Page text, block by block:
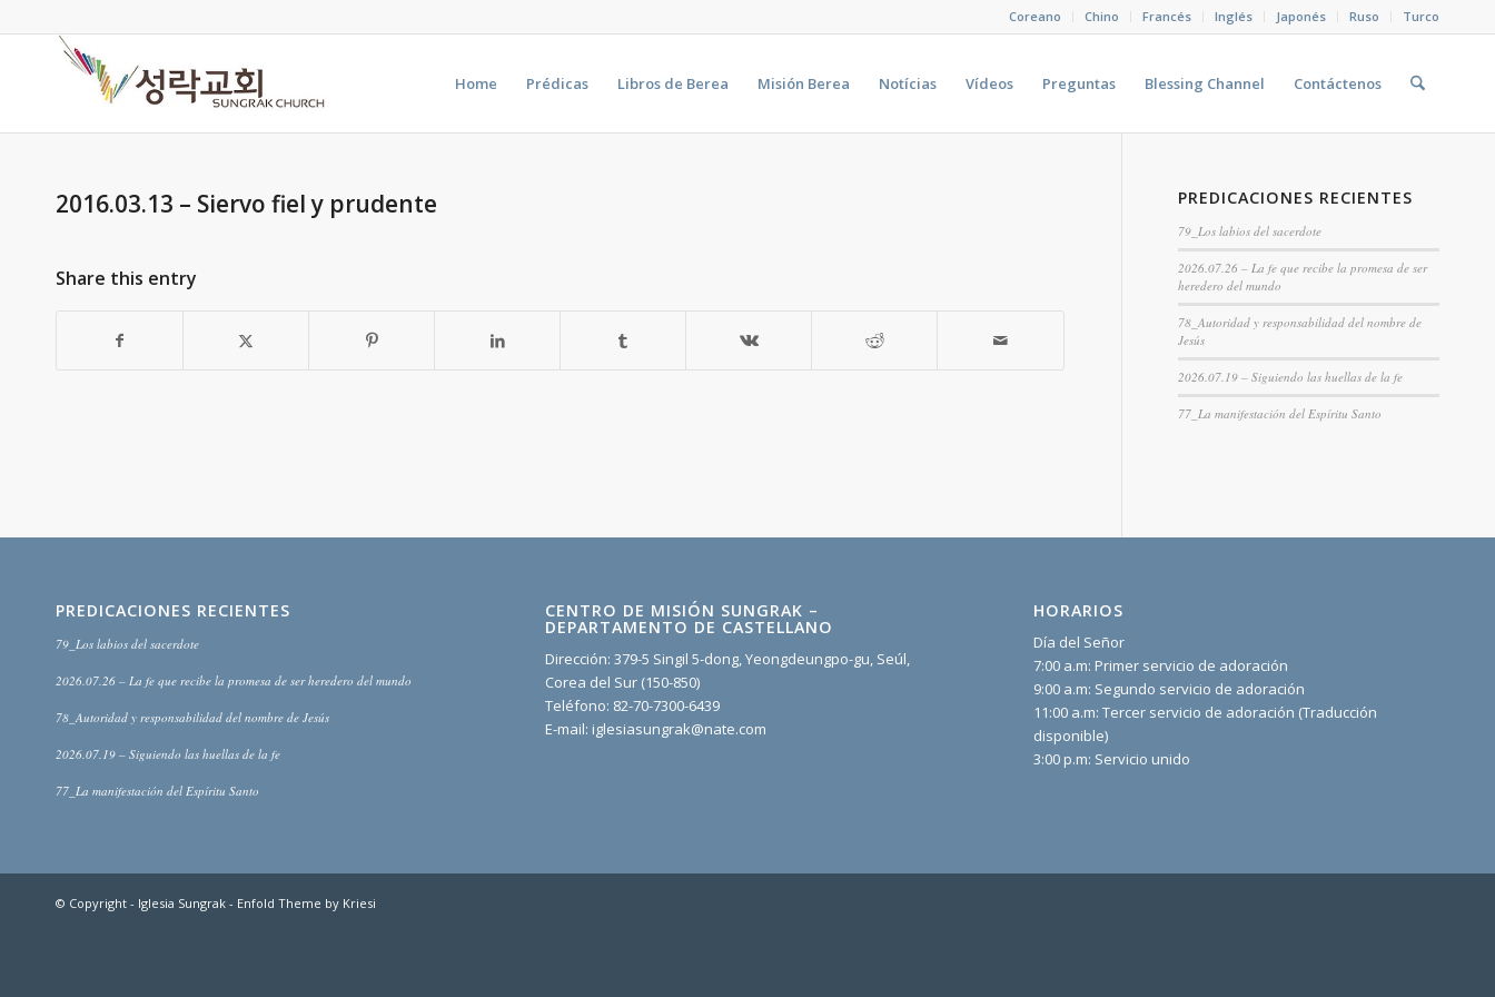
Coreano Chino Francés Inglés Japonés Ruso Turco
Home Prédicas Libros de Berea Misión Berea Notícias Vídeos Preguntas Blessing Channel Contáctenos
2016.03.13 – Siervo fiel y prudente
Share this entry
PREDICACIONES RECIENTES
79_Los labios del sacerdote
2026.07.26 – La fe que recibe la promesa de ser
heredero del mundo
78_Autoridad y responsabilidad del nombre de
Jesús
2026.07.19 – Siguiendo las huellas de la fe
77_La manifestación del Espíritu Santo
PREDICACIONES RECIENTES
79_Los labios del sacerdote
2026.07.26 – La fe que recibe la promesa de ser heredero del mundo
78_Autoridad y responsabilidad del nombre de Jesús
2026.07.19 – Siguiendo las huellas de la fe
77_La manifestación del Espíritu Santo
CENTRO DE MISIÓN SUNGRAK –
DEPARTAMENTO DE CASTELLANO
Dirección: 379-5 Singil 5-dong, Yeongdeungpo-gu, Seúl,
Corea del Sur (150-850)
Teléfono: 82-70-7300-6439
E-mail: iglesiasungrak@nate.com
HORARIOS
Día del Señor
7:00 a.m: Primer servicio de adoración
9:00 a.m: Segundo servicio de adoración
11:00 a.m: Tercer servicio de adoración (Traducción
disponible)
3:00 p.m: Servicio unido
© Copyright - Iglesia Sungrak - Enfold Theme by Kriesi